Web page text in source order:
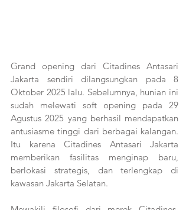
Grand opening dari Citadines Antasari
Jakarta sendiri dilangsungkan pada 8
Oktober 2025 lalu. Sebelumnya, hunian ini
sudah melewati soft opening pada 29
Agustus 2025 yang berhasil mendapatkan
antusiasme tinggi dari berbagai kalangan.
Itu karena Citadines Antasari Jakarta
memberikan fasilitas menginap baru,
berlokasi strategis, dan terlengkap di
kawasan Jakarta Selatan.